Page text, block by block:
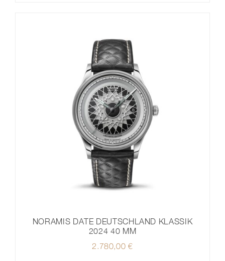
NORAMIS DATE DEUTSCHLAND KLASSIK
2024 40 MM
2.780,00€